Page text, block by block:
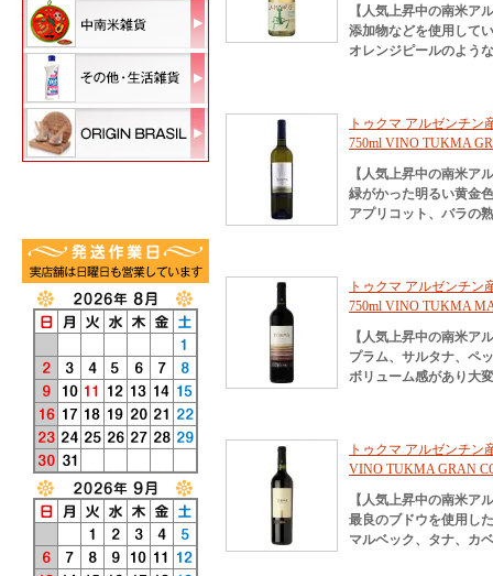
【人気上昇中の南米ア
添加物などを使用して
オレンジピールのよう
トゥクマ アルゼンチン
750ml VINO TUKMA
【人気上昇中の南米ア
緑がかった明るい黄金
アプリコット、バラの
トゥクマ アルゼンチン
750ml VINO TUKMA
【人気上昇中の南米ア
プラム、サルタナ、ペ
ボリューム感があり大
トゥクマ アルゼンチン
VINO TUKMA GRAN
【人気上昇中の南米ア
最良のブドウを使用し
マルベック、タナ、カ